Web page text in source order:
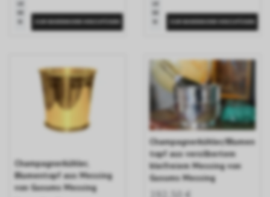
LE
SE
LE
SE
Champagnerkühler,
Blumentopf aus Messing
von Gusums Messing
Champagnerkühler/Blumen
topf aus versilbertem
bleifreiem Messing von
Gusums Messing